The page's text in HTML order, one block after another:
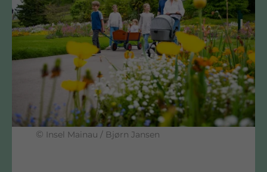
© Insel Mainau / Bjørn Jansen